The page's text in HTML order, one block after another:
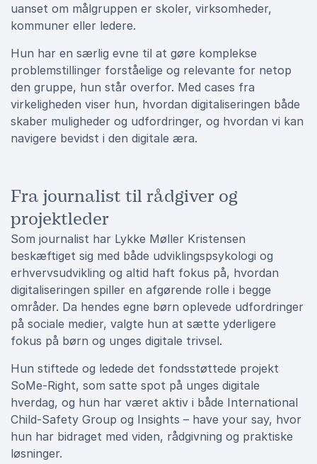
uanset om målgruppen er skoler, virksomheder,
kommuner eller ledere.
Hun har en særlig evne til at gøre komplekse
problemstillinger forståelige og relevante for netop
den gruppe, hun står overfor. Med cases fra
virkeligheden viser hun, hvordan digitaliseringen både
skaber muligheder og udfordringer, og hvordan vi kan
navigere bevidst i den digitale æra.
Fra journalist til rådgiver og
projektleder
Som journalist har Lykke Møller Kristensen
beskæftiget sig med både udviklingspsykologi og
erhvervsudvikling og altid haft fokus på, hvordan
digitaliseringen spiller en afgørende rolle i begge
områder. Da hendes egne børn oplevede udfordringer
på sociale medier, valgte hun at sætte yderligere
fokus på børn og unges digitale trivsel.
Hun stiftede og ledede det fondsstøttede projekt
SoMe-Right, som satte spot på unges digitale
hverdag, og hun har været aktiv i både International
Child-Safety Group og Insights – have your say, hvor
hun har bidraget med viden, rådgivning og praktiske
løsninger.